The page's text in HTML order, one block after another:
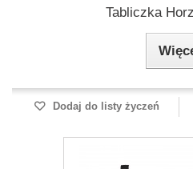
Tabliczka
Dodaj do listy życzeń